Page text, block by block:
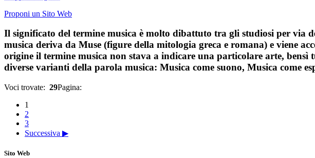
Proponi un Sito Web
Il significato del termine musica è molto dibattuto tra gli studiosi per via
musica deriva da Muse (figure della mitologia greca e romana) e viene
origine il termine musica non stava a indicare una particolare arte,
diverse varianti della parola musica: Musica come suono, Musica come
Voci trovate: 29Pagina:
1
2
3
Successiva ▶
Sito Web